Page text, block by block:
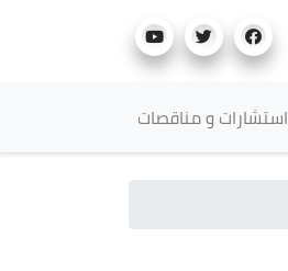
استشارات و مناقصات